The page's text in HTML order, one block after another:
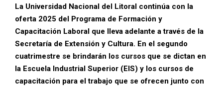
La Universidad Nacional del Litoral continúa con la
oferta 2025 del Programa de Formación y
Capacitación Laboral que lleva adelante a través de la
Secretaría de Extensión y Cultura. En el segundo
cuatrimestre se brindarán los cursos que se dictan en
la Escuela Industrial Superior (EIS) y los cursos de
capacitación para el trabajo que se ofrecen junto con